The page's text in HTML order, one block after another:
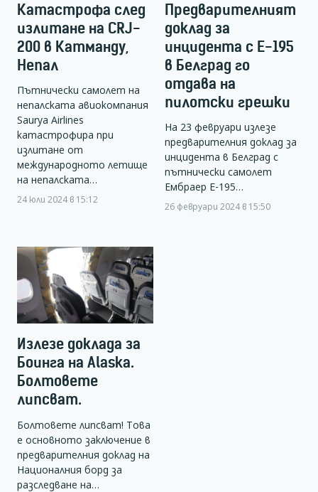
Катастрофа след
излитане на CRJ-
200 в Катманду,
Непал
Пътнически самолет на
непалската авиокомпания
Saurya Airlines
катастрофира при
излитане от
международното летище
на непалската…
24 юли 2024 в 15:12
Предварителният
доклад за
инцидента с Е-195
в Белград го
отдава на
пилотски грешки
На 23 февруари излезе
предварителния доклад за
инцидента в Белград с
пътнически самолет
Ембраер Е-195…
26 февруари 2024 в 15:50
Излезе доклада за
Боинга на Alaska.
Болтовете
липсват.
Болтовете липсват! Това
е основното заключение в
предварителния доклад на
Националния борд за
разследване на…